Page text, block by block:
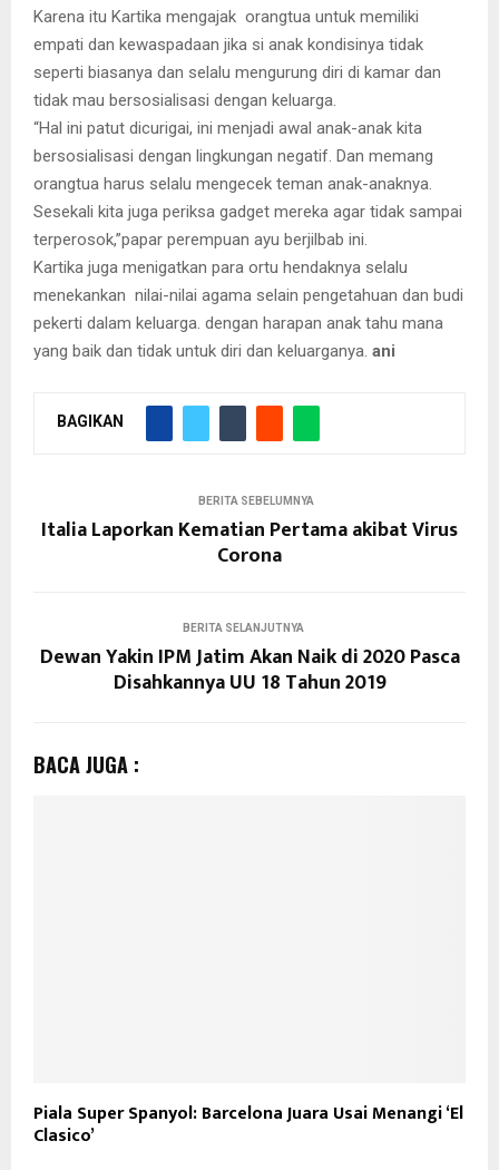
Karena itu Kartika mengajak orangtua untuk memiliki
empati dan kewaspadaan jika si anak kondisinya tidak
seperti biasanya dan selalu mengurung diri di kamar dan
tidak mau bersosialisasi dengan keluarga.
“Hal ini patut dicurigai, ini menjadi awal anak-anak kita
bersosialisasi dengan lingkungan negatif. Dan memang
orangtua harus selalu mengecek teman anak-anaknya.
Sesekali kita juga periksa gadget mereka agar tidak sampai
terperosok,”papar perempuan ayu berjilbab ini.
Kartika juga menigatkan para ortu hendaknya selalu
menekankan nilai-nilai agama selain pengetahuan dan budi
pekerti dalam keluarga. dengan harapan anak tahu mana
yang baik dan tidak untuk diri dan keluarganya. ani
BAGIKAN
BERITA SEBELUMNYA
Italia Laporkan Kematian Pertama akibat Virus
Corona
BERITA SELANJUTNYA
Dewan Yakin IPM Jatim Akan Naik di 2020 Pasca
Disahkannya UU 18 Tahun 2019
BACA JUGA :
Piala Super Spanyol: Barcelona Juara Usai Menangi ‘El
Clasico’